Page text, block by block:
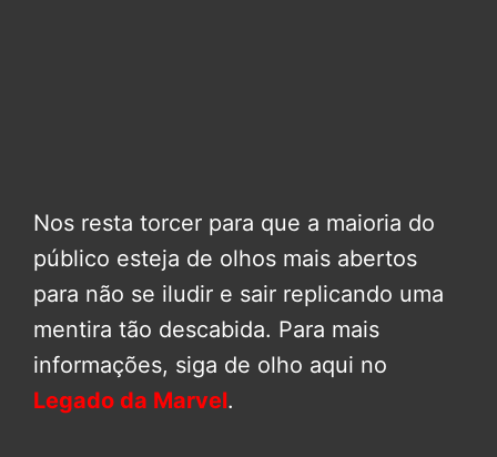
Nos resta torcer para que a maioria do
público esteja de olhos mais abertos
para não se iludir e sair replicando uma
mentira tão descabida. Para mais
informações, siga de olho aqui no
Legado da Marvel.